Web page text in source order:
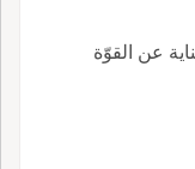
والعُمَدَّانيُّ:
الطويل،
عن القوّة